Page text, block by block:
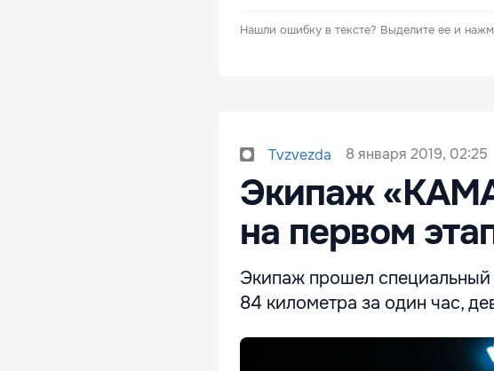
Нашли ошибку в тексте? Выделите ее и
Tvzvezda 8 января 2019, 02:25
Экипаж
на первом
Экипаж прошел
84 километра за один час,